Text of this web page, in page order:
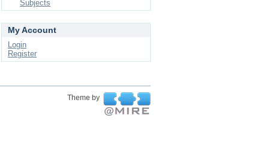
Subjects
My Account
Login
Register
Theme by